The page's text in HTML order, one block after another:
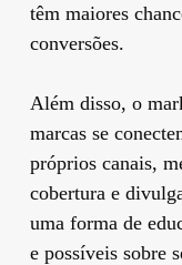
têm maiores
conversões.
Além disso, o
marcas se
próprios canais,
cobertura e
uma forma de
e possíveis sobre